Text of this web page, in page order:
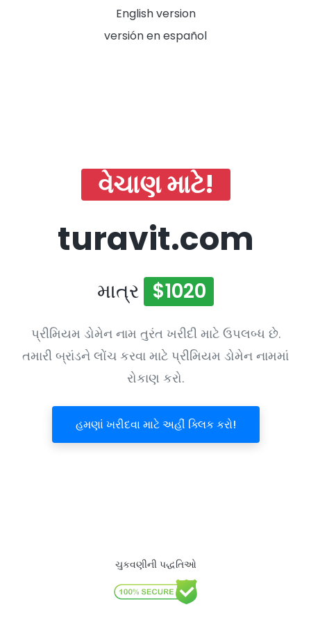
English version
versión en español
વેચાણ માટે!
turavit.com
માત્ર $1020
પ્રીમિયમ ડોમેન નામ તુરંત ખરીદી માટે ઉપલબ્ધ છે.
તમારી બ્રાંડને લોંચ કરવા માટે પ્રીમિયમ ડોમેન નામમાં
રોકાણ કરો.
હમણાં ખરીદવા માટે અહીં ક્લિક કરો!
ચુકવણીની પદ્ધતિઓ